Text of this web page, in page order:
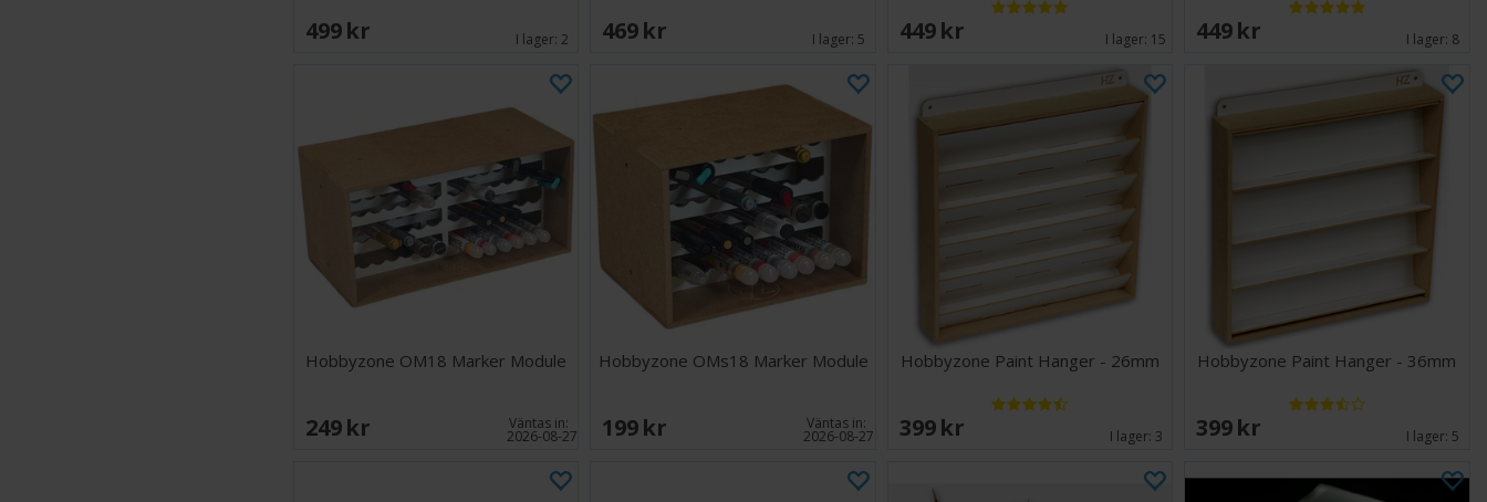
499 SEK I lager: 2 469 SEK I lager: 5 449 SEK I lager: 15 449 SEK I lager: 8
Hobbyzone OM18 Marker Module
249 SEK Väntas in:
2026-08-27
Hobbyzone OMs18 Marker Module
199 SEK Väntas in:
2026-08-27
Hobbyzone Paint Hanger - 26mm
399 SEK I lager: 3
Hobbyzone Paint Hanger - 36mm
399 SEK I lager: 5